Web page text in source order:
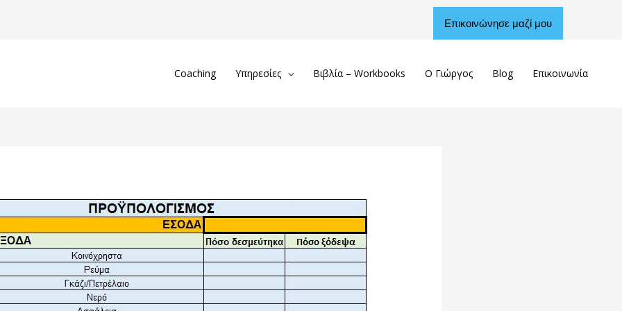
Επικοινώνησε μαζί μου
Coaching Υπηρεσίες Βιβλία – Workbooks Ο Γιώργος Blog Επικοινωνία